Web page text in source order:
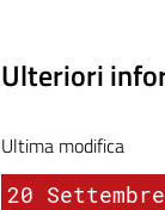
Ulteriori
Ultima modifica
20